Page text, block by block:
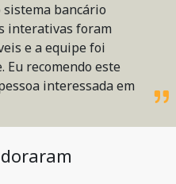
sistema bancário
interativas foram
e a equipe foi
recomendo este
interessada em